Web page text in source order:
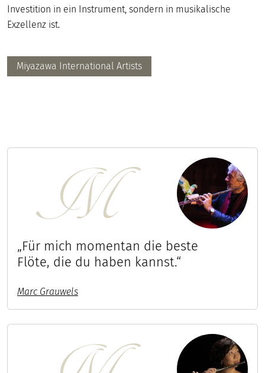
Investition in ein Instrument, sondern in musikalische
Exzellenz ist.
Miyazawa International Artists
„Für mich momentan die beste
Flöte, die du haben kannst.“
Marc Grauwels